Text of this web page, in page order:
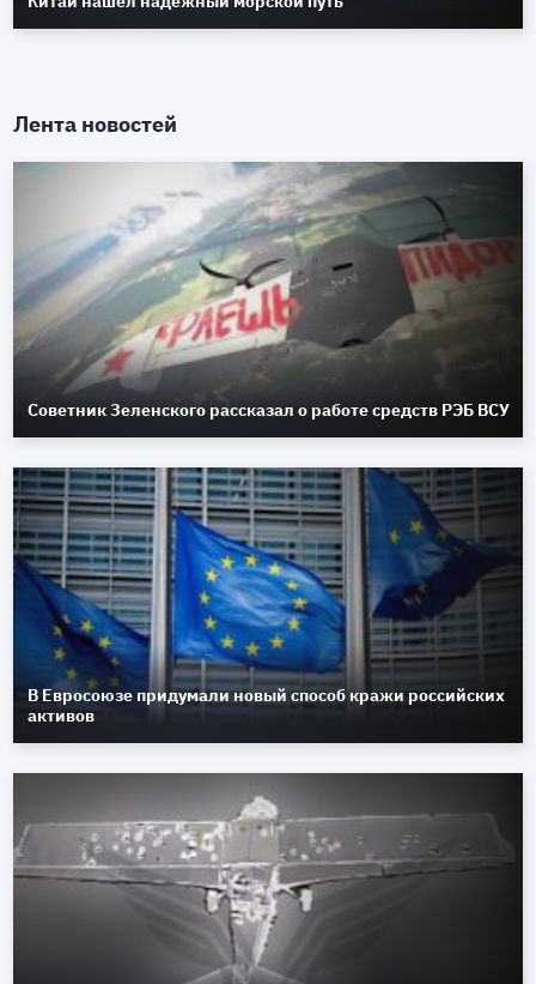
Лента новостей
Советник Зеленского рассказал о работе средств РЭБ ВСУ
В Евросоюзе придумали новый способ кражи российских
активов